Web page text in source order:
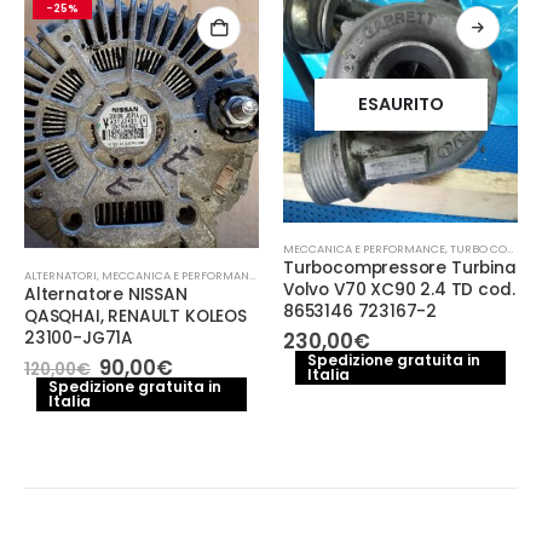
-25%
ALTERNATORI, MECCANICA E PERFORMANCE
Alternatore NISSAN
QASQHAI, RENAULT KOLEOS
23100-JG71A
120,00€ Il
prezzo
originale
90,00€Il
prezzo
attuale
Spedizione gratuita in
Italia
ESAURITO
MECCANICA E PERFORMANCE,TURBO COMPRESSORE- TURBINA
Turbocompressore Turbina
Volvo V70 XC90 2.4 TD cod.
8653146 723167-2
230,00€
Spedizione gratuita in
Italia